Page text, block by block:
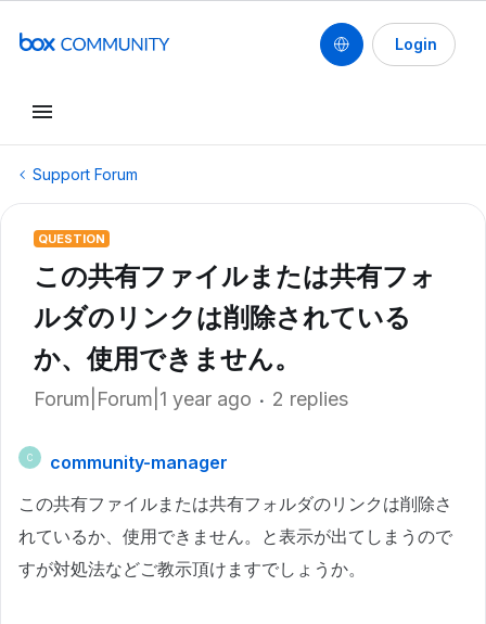
Login
Support Forum
QUESTION
この共有ファイルまたは共有フォ
ルダのリンクは削除されている
か、使用できません。
Forum|Forum|1 year ago 2 replies
C
community-manager
この共有ファイルまたは共有フォルダのリンクは削除さ
れているか、使用できません。と表示が出てしまうので
すが対処法などご教示頂けますでしょうか。